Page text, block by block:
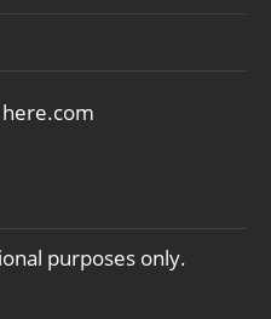
purposes only.